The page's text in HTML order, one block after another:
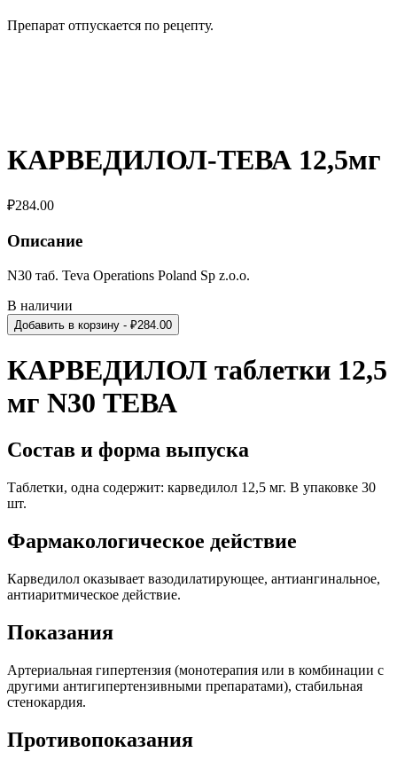
Препарат отпускается по рецепту.
КАРВЕДИЛОЛ-ТЕВА 12,5мг
₽284.00
Описание
N30 таб. Teva Operations Poland Sp z.o.o.
В наличии
Добавить в корзину - ₽284.00
КАРВЕДИЛОЛ таблетки 12,5
мг N30 ТЕВА
Состав и форма выпуска
Таблетки, одна содержит: карведилол 12,5 мг. В упаковке 30
шт.
Фармакологическое действие
Карведилол оказывает вазодилатирующее, антиангинальное,
антиаритмическое действие.
Показания
Артериальная гипертензия (монотерапия или в комбинации с
другими антигипертензивными препаратами), стабильная
стенокардия.
Противопоказания